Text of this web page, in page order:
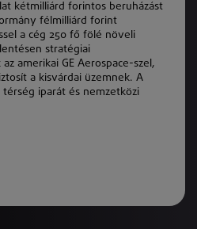
kétmilliárd forintos beruházást
félmilliárd forint
a cég 250 fő fölé növeli
stratégiai
amerikai GE Aerospace-szel,
a kisvárdai üzemnek. A
iparát és nemzetközi